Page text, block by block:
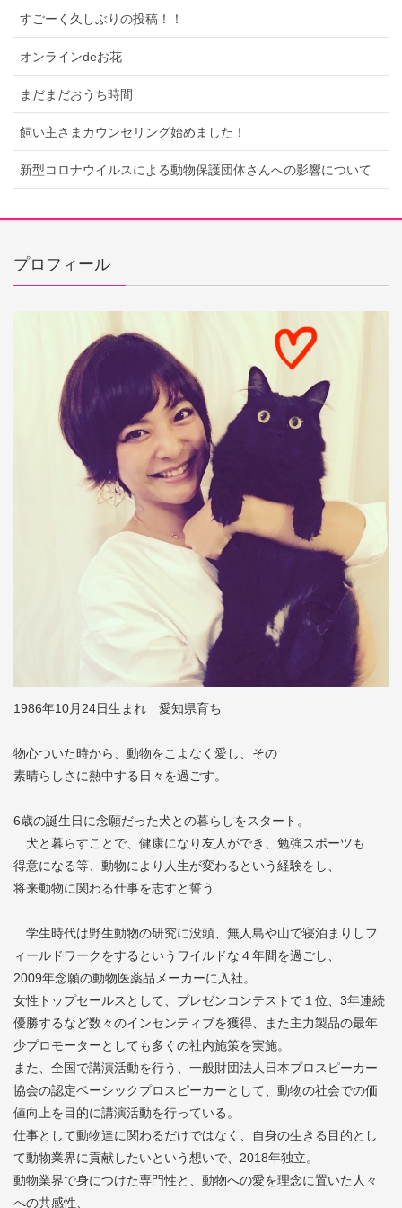
すごーく久しぶりの投稿！！
オンラインdeお花
まだまだおうち時間
飼い主さまカウンセリング始めました！
新型コロナウイルスによる動物保護団体さんへの影響について
プロフィール
1986年10月24日生まれ 愛知県育ち
物心ついた時から、動物をこよなく愛し、その
素晴らしさに熱中する日々を過ごす。
6歳の誕生日に念願だった犬との暮らしをスタート。
犬と暮らすことで、健康になり友人ができ、勉強スポーツも
得意になる等、動物により人生が変わるという経験をし、
将来動物に関わる仕事を志すと誓う
学生時代は野生動物の研究に没頭、無人島や山で寝泊まりしフ
ィールドワークをするというワイルドな４年間を過ごし、
2009年念願の動物医薬品メーカーに入社。
女性トップセールスとして、プレゼンコンテストで１位、3年連続
優勝するなど数々のインセンティブを獲得、また主力製品の最年
少プロモーターとしても多くの社内施策を実施。
また、全国で講演活動を行う、一般財団法人日本プロスピーカー
協会の認定ベーシックプロスピーカーとして、動物の社会での価
値向上を目的に講演活動を行っている。
仕事として動物達に関わるだけではなく、自身の生きる目的とし
て動物業界に貢献したいという想いで、2018年独立。
動物業界で身につけた専門性と、動物への愛を理念に置いた人々
への共感性、